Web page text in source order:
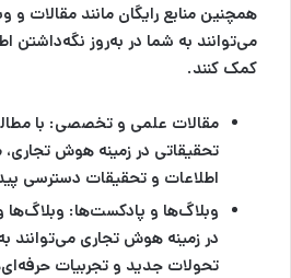
همچنین منابع رایگان مانند مقالات
می‌توانند به شما در به‌روز نگه‌داشتن
کمک کنند.
مقالات علمی و تخصصی: با
تحقیقاتی در زمینه هوش تجاری،
اطلاعات و تحقیقات دسترسی
وبلاگ‌ها و پادکست‌ها:
در زمینه هوش تجاری می‌توانند
تحولات جدید و تجربیات